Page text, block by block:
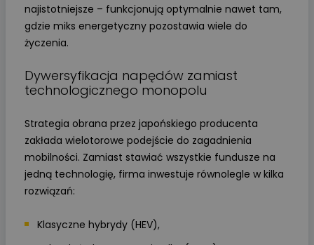
najistotniejsze – funkcjonują optymalnie nawet tam,
gdzie miks energetyczny pozostawia wiele do
życzenia.
Dywersyfikacja napędów zamiast
technologicznego monopolu
Strategia obrana przez japońskiego producenta
zakłada wielotorowe podejście do zagadnienia
mobilności. Zamiast stawiać wszystkie fundusze na
jedną technologię, firma inwestuje równolegle w kilka
rozwiązań:
Klasyczne hybrydy (HEV),